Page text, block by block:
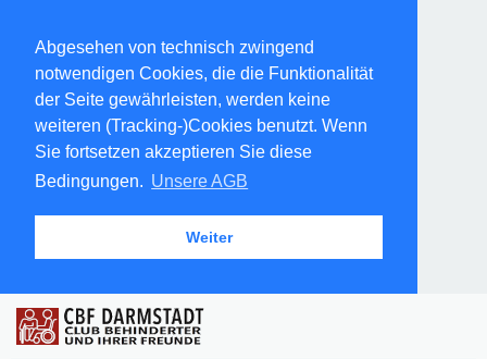
Abgesehen von technisch zwingend
notwendigen Cookies, die die Funktionalität
der Seite gewährleisten, werden keine
weiteren (Tracking-)Cookies benutzt. Wenn
Sie fortsetzen akzeptieren Sie diese
Bedingungen. Unsere AGB
Weiter